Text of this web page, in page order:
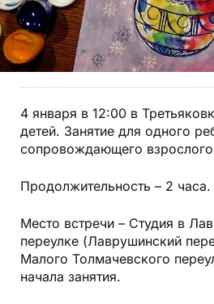
4 января в 12:00 в
детей. Занятие для одного
сопровождающего
Продолжительность – 2 часа.
Место встречи – Студия в
переулке (Лаврушинский
Малого Толмачевского
начала занятия.